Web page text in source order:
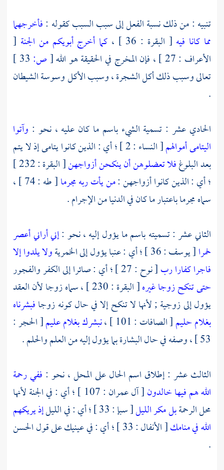
تنبيه : من ذلك نسبة الفعل إلى سبب السبب كقوله :فأخرجهما
مما كانا فيه [ البقرة : 36 ] ، كما أخرج أبويكم من الجنة [
الأعراف : 27 ] ، فإن المخرج في الحقيقة هو الله
[ص:
تعالى وسبب ذلك أكل الشجرة ، وسبب الأكل وسوسة الشيطان
.
الحادي عشر : تسمية الشيء باسم ما كان عليه ، نحو : وآتوا
اليتامى أموالهم
[ النساء : 2 ] ؛ أي : الذين كانوا يتامى إذ لا يتم
بعد البلوغفلا تعضلوهن أن ينكحن أزواجهن
[ البقرة : 232 ]
؛ أي : الذين كانوا أزواجهن :من يأت ربه مجرما
[ طه : 74 ] ،
سماه مجرما باعتبار ما كان في الدنيا من الإجرام .
الثاني عشر : تسميته باسم ما يؤول إليه ، نحو :إني أراني أعصر
خمرا[ يوسف : 36 ] ؛ أي : عنبا يؤول إلى الخمرية
ولا يلدوا إلا
فاجرا كفارارب[ نوح : 27 ] ؛ أي : صائرا إلى الكفر والفجور
حتى تنكح زوجا غيره
[ البقرة : 230 ] ، سماه زوجا لأن العقد
يؤول إلى زوجية ; لأنها لا تنكح إلا في حال كونه زوجافبشرناه
بغلام حليم[ الصافات : 101 ] ، نبشرك بغلام عليم[ الحجر :
53 ] ، وصفه في حال البشارة بما يؤول إليه من العلم والحلم .
الثالث عشر : إطلاق اسم الحال على المحل ، نحو : ففي رحمة
الله هم فيها خالدون
[ آل عمران : 107 ] ؛ أي : في الجنة لأنها
محل الرحمةبل مكر الليل[ سبإ : 33 ] ؛ أي : في الليل
إذ يريكهم
الله في منامك[ الأنفال : 33 ] ؛ أي : في عينيك على قول
الحسن
.